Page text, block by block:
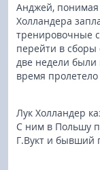
Анджей,
Холландера
тренировочные
перейти в сборы
две недели были
время
Лук Холландер
С ним в Польшу
Г.Вукт и бывший